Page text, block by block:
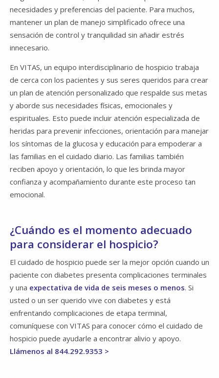
necesidades y preferencias del paciente. Para muchos,
mantener un plan de manejo simplificado ofrece una
sensación de control y tranquilidad sin añadir estrés
innecesario.
En VITAS, un equipo interdisciplinario de hospicio trabaja
de cerca con los pacientes y sus seres queridos para crear
un plan de atención personalizado que respalde sus metas
y aborde sus necesidades físicas, emocionales y
espirituales. Esto puede incluir atención especializada de
heridas para prevenir infecciones, orientación para manejar
los síntomas de la glucosa y educación para empoderar a
las familias en el cuidado diario. Las familias también
reciben apoyo y orientación, lo que les brinda mayor
confianza y acompañamiento durante este proceso tan
emocional.
¿Cuándo es el momento adecuado
para considerar el hospicio?
El cuidado de hospicio puede ser la mejor opción cuando un
paciente con diabetes presenta complicaciones terminales
y una expectativa de vida de seis meses o menos. Si
usted o un ser querido vive con diabetes y está
enfrentando complicaciones de etapa terminal,
comuníquese con VITAS para conocer cómo el cuidado de
hospicio puede ayudarle a encontrar alivio y apoyo.
Llámenos al 844.292.9353 >